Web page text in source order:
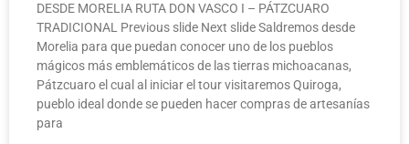
DESDE MORELIA RUTA DON VASCO I – PÁTZCUARO
TRADICIONAL Previous slide Next slide Saldremos desde
Morelia para que puedan conocer uno de los pueblos
mágicos más emblemáticos de las tierras michoacanas,
Pátzcuaro el cual al iniciar el tour visitaremos Quiroga,
pueblo ideal donde se pueden hacer compras de artesanías
para